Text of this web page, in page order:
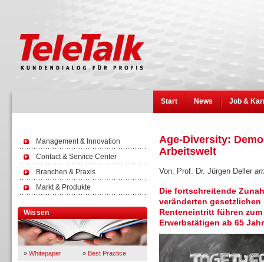
Start News Job &
Management & Innovation
Contact & Service Center
Branchen & Praxis
Markt & Produkte
Wissen
» Whitepaper » Best Practice
Age-Diversity:
Arbeitswelt
Von: Prof. Dr. Jürgen Deller
Die fortschreitende
veränderten
Renteneintritt führen
Erwerbstätigen ab 65